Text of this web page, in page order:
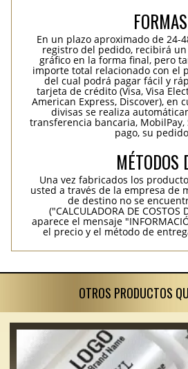
En un plazo aproximado de 24-
registro del pedido, recibirá
gráfico en la forma final, pero
importe total relacionado con el
del cual podrá pagar fácil y
tarjeta de crédito (Visa, Visa
American Express, Discover), en
divisas se realiza
transferencia bancaria,
pago, su
MÉTODOS
Una vez fabricados los
usted a través de la empresa de
de destino no se
("CALCULADORA DE COSTOS
aparece el mensaje
el precio y el método de
OTROS PRODUCTOS